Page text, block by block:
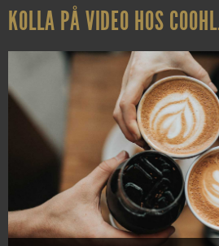
KOLLA PÅ VIDEO HOS